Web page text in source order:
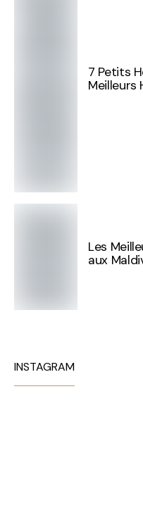
7 Petits
Meilleurs
Les
aux
INSTAGRAM